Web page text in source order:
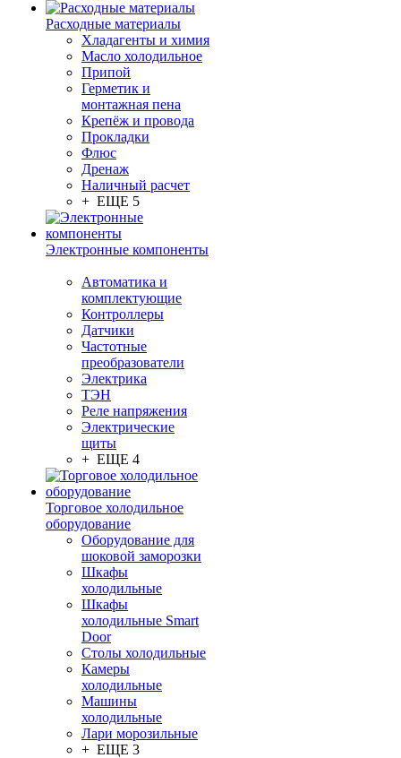
Расходные материалы
Хладагенты и химия
Масло холодильное
Припой
Герметик и
монтажная пена
Крепёж и провода
Прокладки
Флюс
Дренаж
Наличный расчет
+ ЕЩЕ 5
Электронные компоненты
Автоматика и
комплектующие
Контроллеры
Датчики
Частотные
преобразователи
Электрика
ТЭН
Реле напряжения
Электрические
щиты
+ ЕЩЕ 4
Торговое холодильное
оборудование
Оборудование для
шоковой заморозки
Шкафы
холодильные
Шкафы
холодильные Smart
Door
Столы холодильные
Камеры
холодильные
Машины
холодильные
Лари морозильные
+ ЕЩЕ 3